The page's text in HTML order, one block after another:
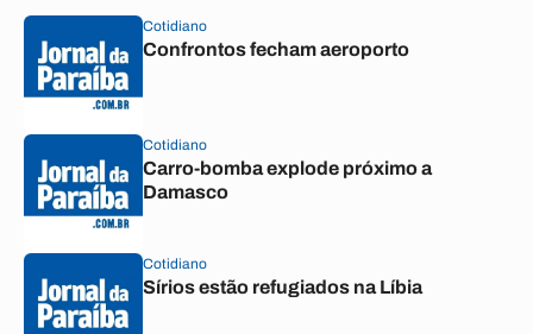
Cotidiano
Confrontos fecham aeroporto
Cotidiano
Carro-bomba explode próximo a
Damasco
Cotidiano
Sírios estão refugiados na Líbia